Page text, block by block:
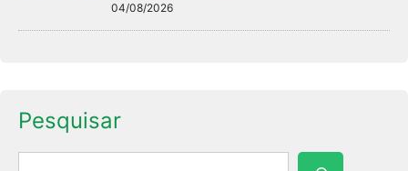
04/08/2026
Pesquisar